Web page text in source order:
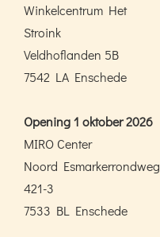
Winkelcentrum Het
Stroink
Veldhoflanden 5B
7542 LA Enschede
Opening 1 oktober 2026
MIRO Center
Noord Esmarkerrondweg
421-3
7533 BL Enschede